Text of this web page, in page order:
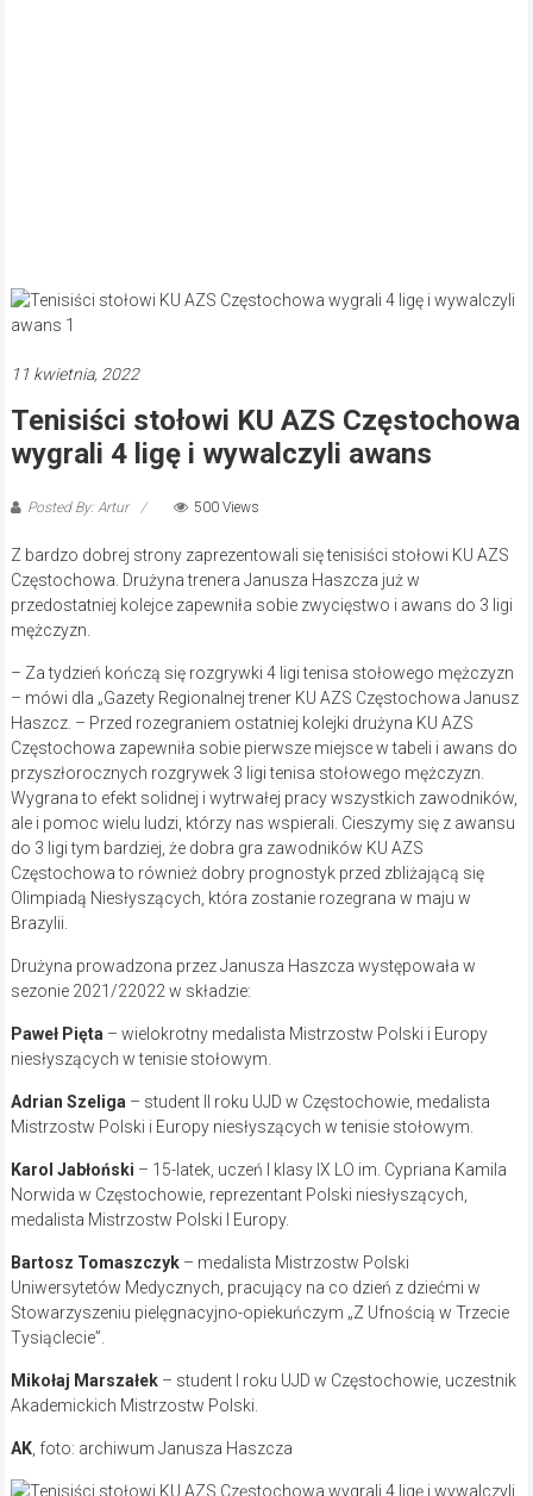
11 kwietnia, 2022
Tenisiści stołowi KU AZS Częstochowa
wygrali 4 ligę i wywalczyli awans
Posted By: Artur 500 Views
Z bardzo dobrej strony zaprezentowali się tenisiści stołowi KU AZS
Częstochowa. Drużyna trenera Janusza Haszcza już w
przedostatniej kolejce zapewniła sobie zwycięstwo i awans do 3 ligi
mężczyzn.
– Za tydzień kończą się rozgrywki 4 ligi tenisa stołowego mężczyzn
– mówi dla „Gazety Regionalnej trener KU AZS Częstochowa Janusz
Haszcz. – Przed rozegraniem ostatniej kolejki drużyna KU AZS
Częstochowa zapewniła sobie pierwsze miejsce w tabeli i awans do
przyszłorocznych rozgrywek 3 ligi tenisa stołowego mężczyzn.
Wygrana to efekt solidnej i wytrwałej pracy wszystkich zawodników,
ale i pomoc wielu ludzi, którzy nas wspierali. Cieszymy się z awansu
do 3 ligi tym bardziej, że dobra gra zawodników KU AZS
Częstochowa to również dobry prognostyk przed zbliżającą się
Olimpiadą Niesłyszących, która zostanie rozegrana w maju w
Brazylii.
Drużyna prowadzona przez Janusza Haszcza występowała w
sezonie 2021/22022 w składzie:
Paweł Pięta – wielokrotny medalista Mistrzostw Polski i Europy
niesłyszących w tenisie stołowym.
Adrian Szeliga – student II roku UJD w Częstochowie, medalista
Mistrzostw Polski i Europy niesłyszących w tenisie stołowym.
Karol Jabłoński – 15-latek, uczeń I klasy IX LO im. Cypriana Kamila
Norwida w Częstochowie, reprezentant Polski niesłyszących,
medalista Mistrzostw Polski I Europy.
Bartosz Tomaszczyk– medalista Mistrzostw Polski
Uniwersytetów Medycznych, pracujący na co dzień z dziećmi w
Stowarzyszeniu pielęgnacyjno-opiekuńczym „Z Ufnością w Trzecie
Tysiąclecie”.
Mikołaj Marszałek– student I roku UJD w Częstochowie, uczestnik
Akademickich Mistrzostw Polski.
AK, foto: archiwum Janusza Haszcza